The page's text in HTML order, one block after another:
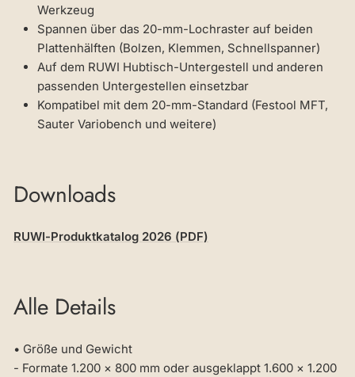
Werkzeug
Spannen über das 20-mm-Lochraster auf beiden
Plattenhälften (Bolzen, Klemmen, Schnellspanner)
Auf dem RUWI Hubtisch-Untergestell und anderen
passenden Untergestellen einsetzbar
Kompatibel mit dem 20-mm-Standard (Festool MFT,
Sauter Variobench und weitere)
Downloads
RUWI-Produktkatalog 2026 (PDF)
Alle Details
• Größe und Gewicht
- Formate 1.200 × 800 mm oder ausgeklappt 1.600 × 1.200